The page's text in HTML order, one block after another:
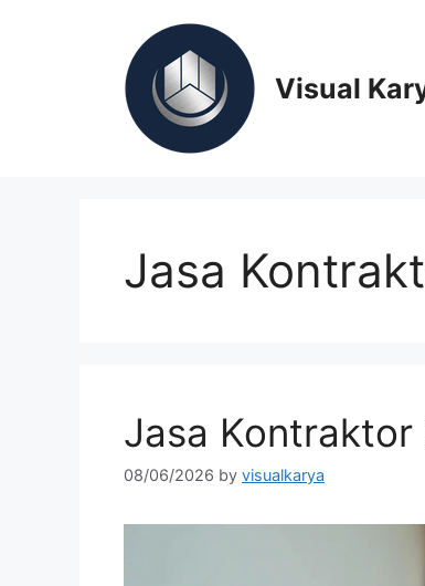
Visual
Jasa
Jasa Kontraktor
08/06/2026 by visualkarya